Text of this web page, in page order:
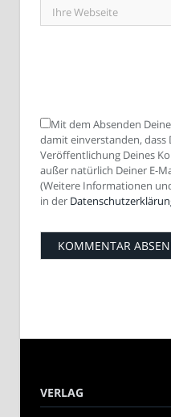
Mit dem Absenden
damit einverstanden, dass
Veröffentlichung Deines
außer natürlich Deiner E-
(Weitere Informationen
in der
VERLAG